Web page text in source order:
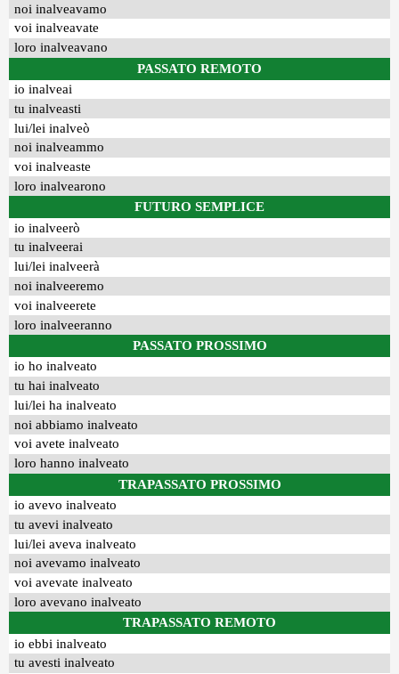
noi inalveavamo
voi inalveavate
loro inalveavano
PASSATO REMOTO
io inalveai
tu inalveasti
lui/lei inalveò
noi inalveammo
voi inalveaste
loro inalvearono
FUTURO SEMPLICE
io inalveerò
tu inalveerai
lui/lei inalveerà
noi inalveeremo
voi inalveerete
loro inalveeranno
PASSATO PROSSIMO
io ho inalveato
tu hai inalveato
lui/lei ha inalveato
noi abbiamo inalveato
voi avete inalveato
loro hanno inalveato
TRAPASSATO PROSSIMO
io avevo inalveato
tu avevi inalveato
lui/lei aveva inalveato
noi avevamo inalveato
voi avevate inalveato
loro avevano inalveato
TRAPASSATO REMOTO
io ebbi inalveato
tu avesti inalveato